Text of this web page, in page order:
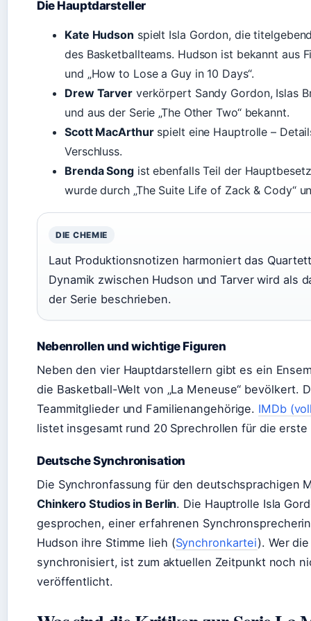
Die Hauptdarsteller
Kate Hudson spielt Isla Gordon, die
des Basketballteams. Hudson ist bekannt aus
und „How to Lose a Guy in 10 Days“.
Drew Tarververkörpert Sandy Gordon, Islas
und aus der Serie „The Other Two“ bekannt.
Scott MacArthurspielt eine Hauptrolle –
Verschluss.
Brenda Songist ebenfalls Teil der
wurde durch „The Suite Life of Zack & Cody“
DIE CHEMIE
Laut Produktionsnotizen harmoniert das
Dynamik zwischen Hudson und Tarver wird als
der Serie beschrieben.
Nebenrollen und wichtige Figuren
Neben den vier Hauptdarstellern gibt es ein
die Basketball-Welt von „La Meneuse“ bevölkert.
Teammitglieder und Familienangehörige. IMDb
listet insgesamt rund 20 Sprechrollen für die erste
Deutsche Synchronisation
Die Synchronfassung für den deutschsprachigen
Chinkero Studios in Berlin. Die Hauptrolle Isla
gesprochen, einer erfahrenen
Hudson ihre Stimme lieh (Synchronkartei). Wer
synchronisiert, ist zum aktuellen Zeitpunkt noch
veröffentlicht.